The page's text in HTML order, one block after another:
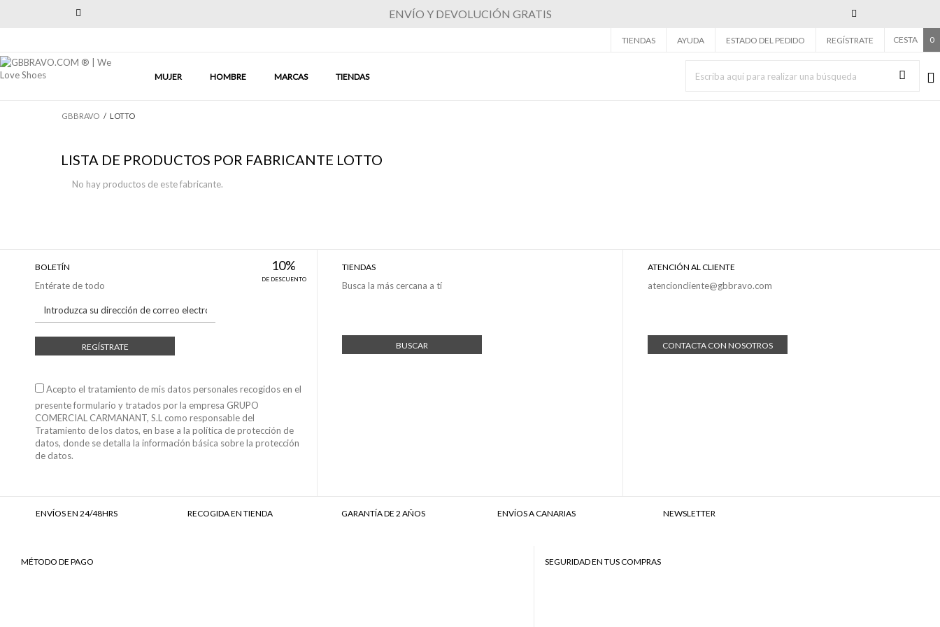
ENVÍO Y DEVOLUCIÓN GRATIS
CESTA 0
REGÍSTRATE
ESTADO DEL PEDIDO
AYUDA
TIENDAS
MUJER HOMBRE MARCAS TIENDAS
GBBRAVO / LOTTO
LISTA DE PRODUCTOS POR FABRICANTE LOTTO
No hay productos de este fabricante.
10%
DE DESCUENTO
BOLETÍN
Entérate de todo
REGÍSTRATE
Acepto el tratamiento de mis datos personales recogidos en el
presente formulario y tratados por la empresa GRUPO
COMERCIAL CARMANANT, S.L como responsable del
Tratamiento de los datos, en base a la política de protección de
datos, donde se detalla la información básica sobre la protección
de datos.
TIENDAS
Busca la más cercana a tí
BUSCAR
ATENCIÓN AL CLIENTE
atencioncliente@gbbravo.com
CONTACTA CON NOSOTROS
ENVÍOS EN 24/48HRS RECOGIDA EN TIENDA GARANTÍA DE 2 AÑOS ENVÍOS A CANARIAS NEWSLETTER
MÉTODO DE PAGO SEGURIDAD EN TUS COMPRAS